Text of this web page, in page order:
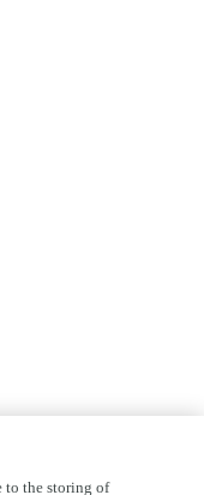
to the storing of